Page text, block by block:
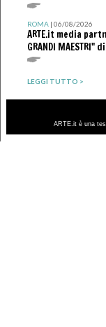
ROMA| 06/08/2026
ARTE.it media
GRANDI MAESTRI"
LEGGI TUTTO >
ARTE.it è una